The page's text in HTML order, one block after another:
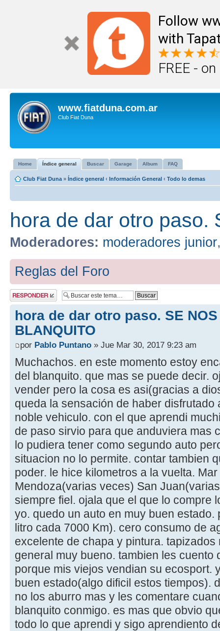
Follow
with
FREE -
www.fiatduna.com.ar
Club Fiat Duna
Home Índice general Buscar Garage Album FAQ
Club Fiat Duna » Índice general ‹ Información General ‹ Todo lo demas
hora de dar otro paso.
Moderadores: moderadores junior
Reglas del Foro
Publicar una
respuesta
hora de dar otro paso. SE NOS
BLANQUITO
por Pablo Puntano » Jue Mar 30, 2017 9:23 am
Muchachos. en este momento estoy
del blanquito. que mas se puede decir.
vender pero la cosa es asi(gracias a
queda la sensación de haber disfrutado
noble vehiculo. con el que aprendi
de paso sirvio para que anduviera mas
lo pudiera tener como segundo auto
situacion no lo permite. contar tambien
poder. le hice kilometros a la vuelta.
Mendoza(varias veces) San
siempre fiel. ojala que el que lo compre
yo. quedo un auto en muy buen
litro cada 7000 Km). cero consumo de
excelente de chapa y pintura.
general muy bueno. tambien les cuento
porque mis viejos vendian su ecosport.
buen estado(algo dificil estos tiempos).
no los aburro mas y les comentare
blanquito conmigo. es mas que obvio
todo lo que aprendi y sigo aprendiento